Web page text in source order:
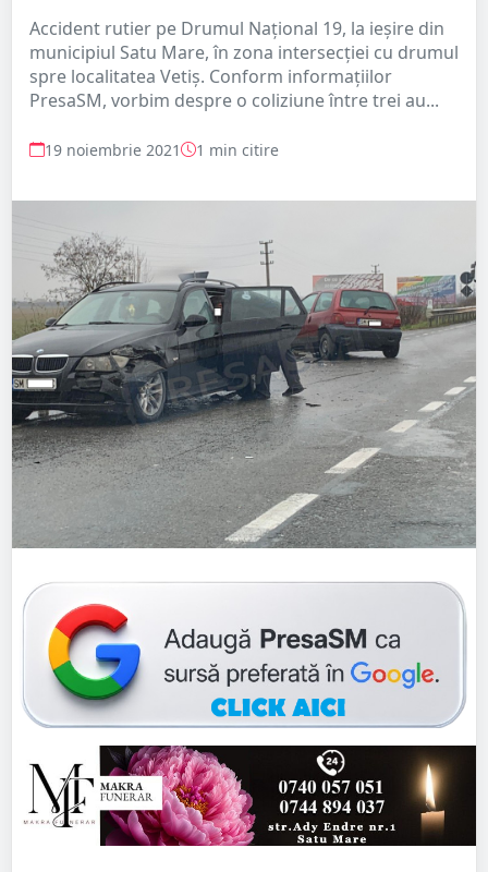
Accident rutier pe Drumul Național 19, la ieșire din
municipiul Satu Mare, în zona intersecției cu drumul
spre localitatea Vetiș. Conform informațiilor
PresaSM, vorbim despre o coliziune între trei au...
19 noiembrie 2021 1 min citire